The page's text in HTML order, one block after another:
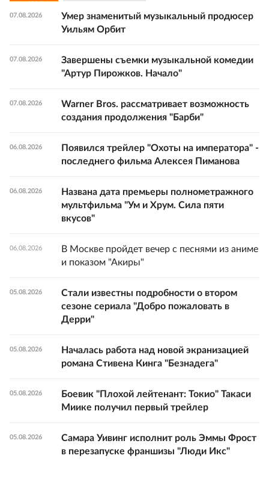
07.08.2026
Умер знаменитый музыкальный продюсер
Уильям Орбит
07.08.2026
Завершены съемки музыкальной комедии
"Артур Пирожков. Начало"
07.08.2026
Warner Bros. рассматривает возможность
создания продолжения "Барби"
06.08.2026
Появился трейлер "Охоты на императора" -
последнего фильма Алексея Пиманова
06.08.2026
Названа дата премьеры полнометражного
мультфильма "Ум и Хрум. Сила пяти
вкусов"
06.08.2026
В Москве пройдет вечер с песнями из аниме
и показом "Акиры"
05.08.2026
Стали известны подробности о втором
сезоне сериала "Добро пожаловать в
Дерри"
05.08.2026
Началась работа над новой экранизацией
романа Стивена Кинга "Безнадега"
05.08.2026
Боевик "Плохой лейтенант: Токио" Такаси
Миике получил первый трейлер
05.08.2026
Самара Уивинг исполнит роль Эммы Фрост
в перезапуске франшизы "Люди Икс"